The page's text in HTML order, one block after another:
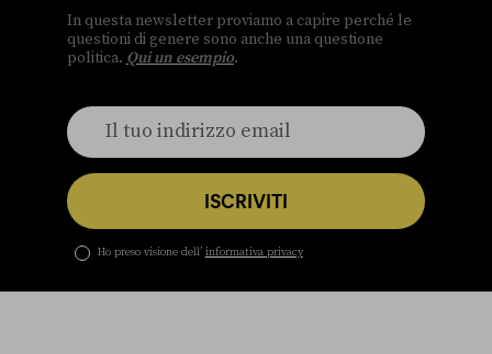
In questa newsletter proviamo a capire perché le
questioni di genere sono anche una questione
politica. Qui un esempio.
ISCRIVITI
Ho preso visione dell’ informativa privacy